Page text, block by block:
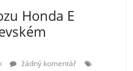
Honda E
žádný komentář